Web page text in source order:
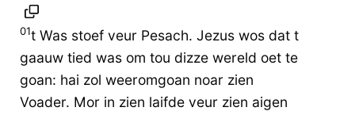
01t Was stoef veur Pesach. Jezus wos dat t
gaauw tied was om tou dizze wereld oet te
goan: hai zol weeromgoan noar zien
Voader. Mor in zien laifde veur zien aigen